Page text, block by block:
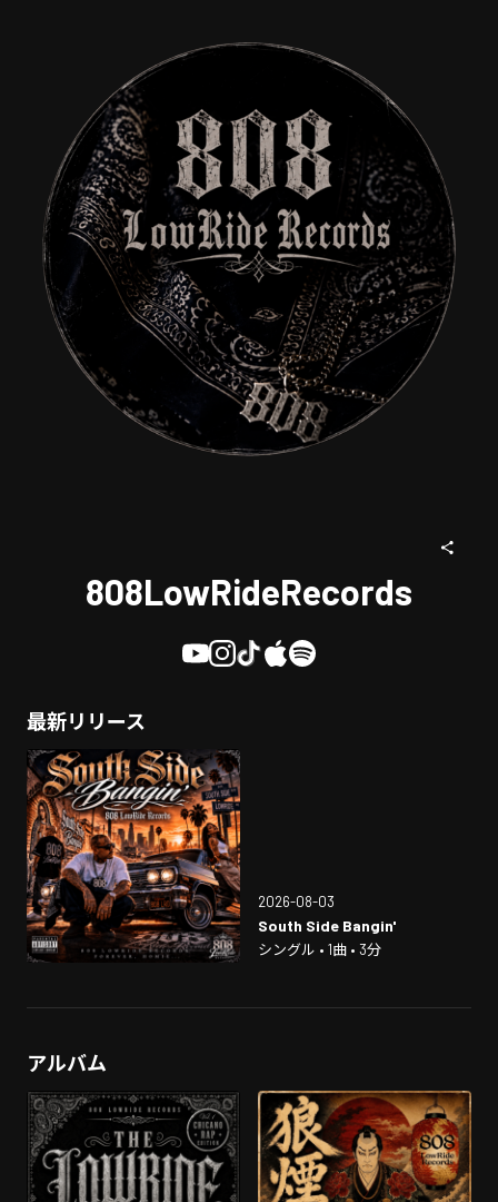
808LowRideRecords
最新リリース
2026-08-03
South Side Bangin'
シングル • 1曲 • 3分
アルバム